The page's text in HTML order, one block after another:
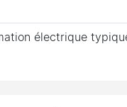
électrique